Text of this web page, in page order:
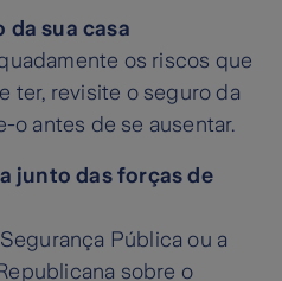
da sua casa
os riscos que
ter, revisite o seguro da
o antes de se ausentar.
junto das forças de
Pública ou a
sobre o